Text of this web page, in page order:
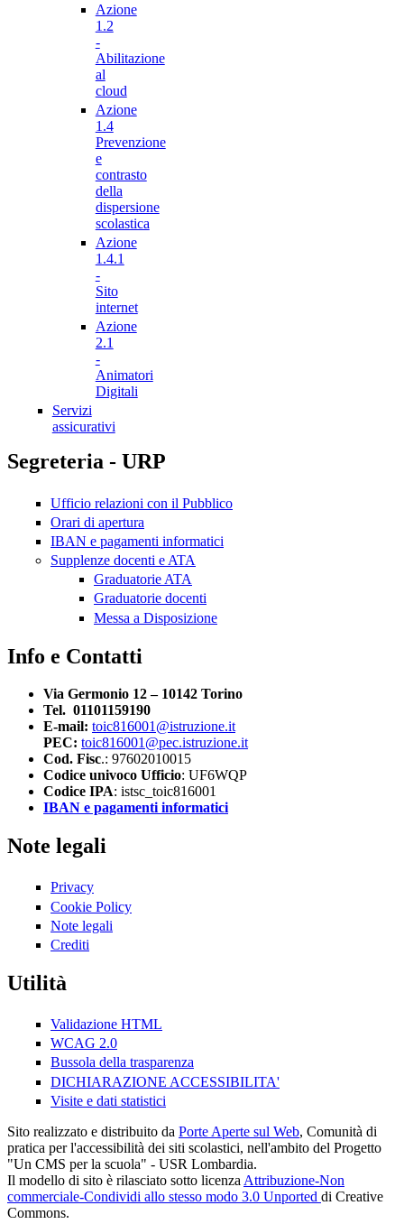
Azione
1.2
-
Abilitazione
al
cloud
Azione
1.4
Prevenzione
e
contrasto
della
dispersione
scolastica
Azione
1.4.1
-
Sito
internet
Azione
2.1
-
Animatori
Digitali
Servizi
assicurativi
Segreteria - URP
Ufficio relazioni con il Pubblico
Orari di apertura
IBAN e pagamenti informatici
Supplenze docenti e ATA
Graduatorie ATA
Graduatorie docenti
Messa a Disposizione
Info e Contatti
Via Germonio 12 – 10142 Torino
Tel. 01101159190
E-mail: toic816001@istruzione.it
PEC: toic816001@pec.istruzione.it
Cod. Fisc.: 97602010015
Codice univoco Ufficio: UF6WQP
Codice IPA: istsc_toic816001
IBAN e pagamenti informatici
Note legali
Privacy
Cookie Policy
Note legali
Crediti
Utilità
Validazione HTML
WCAG 2.0
Bussola della trasparenza
DICHIARAZIONE ACCESSIBILITA'
Visite e dati statistici
Sito realizzato e distribuito da Porte Aperte sul Web, Comunità di
pratica per l'accessibilità dei siti scolastici, nell'ambito del Progetto
"Un CMS per la scuola" - USR Lombardia.
Il modello di sito è rilasciato sotto licenza Attribuzione-Non
commerciale-Condividi allo stesso modo 3.0 Unported di Creative
Commons.